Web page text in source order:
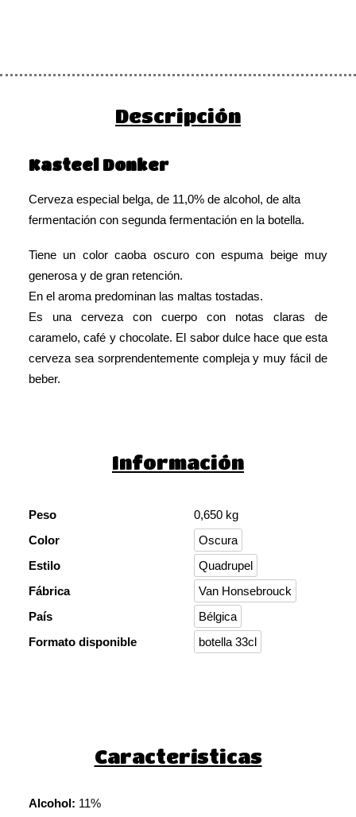
Descripción
Kasteel Donker
Cerveza especial belga, de 11,0% de alcohol, de alta
fermentación con segunda fermentación en la botella.
Tiene un color caoba oscuro con espuma beige muy
generosa y de gran retención.
En el aroma predominan las maltas tostadas.
Es una cerveza con cuerpo con notas claras de
caramelo, café y chocolate. El sabor dulce hace que esta
cerveza sea sorprendentemente compleja y muy fácil de
beber.
Información
Peso
0,650 kg
Color
Oscura
Estilo
Quadrupel
Fábrica
Van Honsebrouck
País
Bélgica
Formato disponible
botella 33cl
Características
Alcohol: 11%